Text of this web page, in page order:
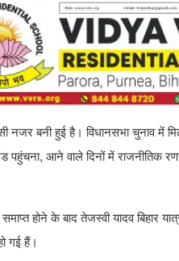
नजर बनी हुई है। विधानसभा चुनाव में
आने वाले दिनों में राजनीतिक
होने के बाद तेजस्वी यादव बिहार
गई हैं।